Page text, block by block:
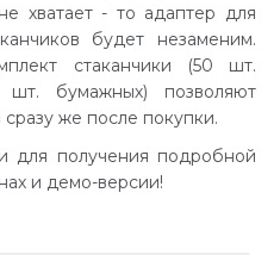
хватает - то адаптер для
будет незаменим.
стаканчики (50 шт.
шт. бумажных) позволяют
сразу же после покупки.
для получения подробной
и демо-версии!